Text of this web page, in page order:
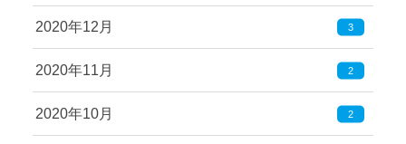
2020年12月 3
2020年11月 2
2020年10月 2